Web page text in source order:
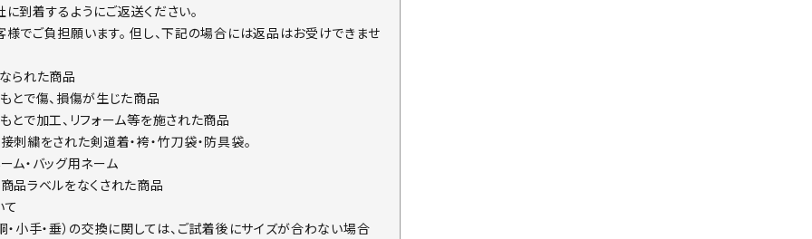
到着するようにご返送ください。
でご負担願います。 但し、下記の場合には返品はお受けできませ
られた商品
とで傷、損傷が生じた商品
とで加工、リフォーム等を施された商品
刺繍をされた剣道着・袴・竹刀袋・防具袋。
ム・バッグ用ネーム
品ラベルをなくされた商品
・小手・垂）の交換に関しては、ご試着後にサイズが合わない場合